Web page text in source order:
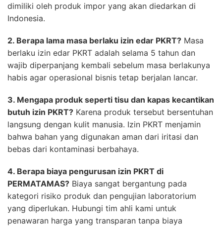
dimiliki oleh produk impor yang akan diedarkan di
Indonesia.
2. Berapa lama masa berlaku izin edar PKRT? Masa
berlaku izin edar PKRT adalah selama 5 tahun dan
wajib diperpanjang kembali sebelum masa berlakunya
habis agar operasional bisnis tetap berjalan lancar.
3. Mengapa produk seperti tisu dan kapas kecantikan
butuh izin PKRT? Karena produk tersebut bersentuhan
langsung dengan kulit manusia. Izin PKRT menjamin
bahwa bahan yang digunakan aman dari iritasi dan
bebas dari kontaminasi berbahaya.
4. Berapa biaya pengurusan izin PKRT di
PERMATAMAS? Biaya sangat bergantung pada
kategori risiko produk dan pengujian laboratorium
yang diperlukan. Hubungi tim ahli kami untuk
penawaran harga yang transparan tanpa biaya